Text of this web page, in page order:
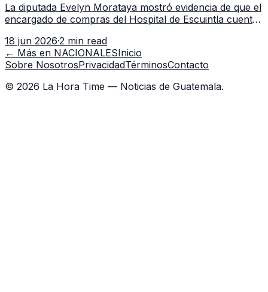
La diputada Evelyn Morataya mostró evidencia de que el
encargado de compras del Hospital de Escuintla cuenta
capacitación en la capital.
18 jun 2026·2 min read
← Más en NACIONALESInicio
Sobre NosotrosPrivacidadTérminosContacto
© 2026 La Hora Time — Noticias de Guatemala.